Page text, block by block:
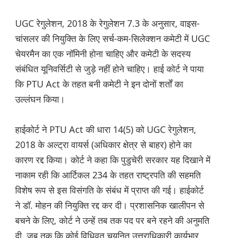
UGC रेगुलेशन, 2018 के रेगुलेशन 7.3 के अनुसार, वाइस-
चांसलर की नियुक्ति के लिए सर्च-कम-सिलेक्शन कमेटी में UGC
चेयरमैन का एक नॉमिनी होना चाहिए और कमेटी के सदस्य
संबंधित यूनिवर्सिटी से जुड़े नहीं होने चाहिए। हाई कोर्ट ने पाया
कि PTU Act के तहत बनी कमेटी ने इन दोनों शर्तों का
उल्लंघन किया।
हाईकोर्ट ने PTU Act की धारा 14(5) को UGC रेगुलेशन,
2018 के अल्ट्रा वायर्स (अधिकार क्षेत्र से बाहर) होने का
कारण रद्द किया। कोर्ट ने कहा कि पुडुचेरी सरकार यह दिखाने में
नाकाम रही कि आर्टिकल 234 के तहत राष्ट्रपति की सहमति
विशेष रूप से इस विसंगति के संबंध में प्राप्त की गई। हाईकोर्ट
ने डॉ. मोहन की नियुक्ति रद्द कर दी। प्रशासनिक खालीपन से
बचने के लिए, कोर्ट ने उन्हें तब तक पद पर बने रहने की अनुमति